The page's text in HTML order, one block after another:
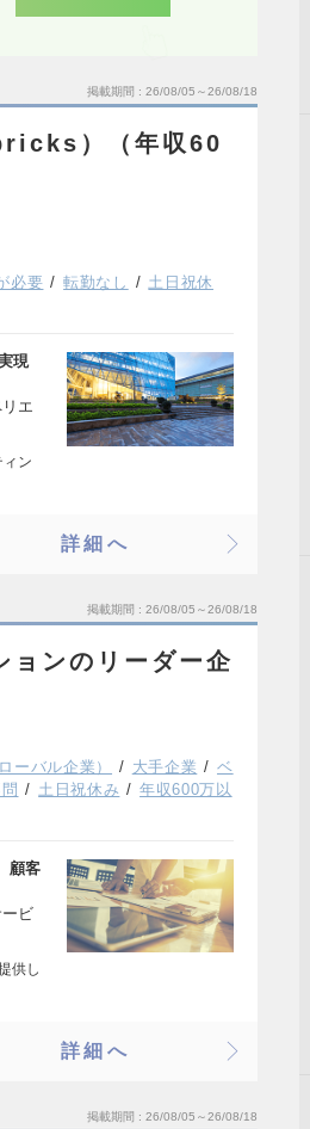
掲載期間 26/08/05～26/08/18
）（年収60
必要 転勤なし
土日祝休
現
エ
ン
詳細へ
掲載期間 26/08/05～26/08/18
ンのリーダー企
ーバル企業） 大手企業
ベ
土日祝休み
年収600万以
顧客
ビ
供し
詳細へ
掲載期間 26/08/05～26/08/18